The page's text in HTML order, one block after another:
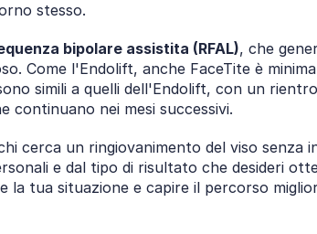
stesso.
bipolare assistita (RFAL), che
Come l'Endolift, anche FaceTite è
simili a quelli dell'Endolift, con un
nei mesi successivi.
cerca un ringiovanimento del viso senza
e dal tipo di risultato che desideri
tua situazione e capire il percorso